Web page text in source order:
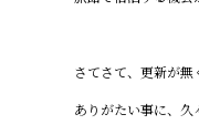
さてさて、更新が
ありがたい事に、